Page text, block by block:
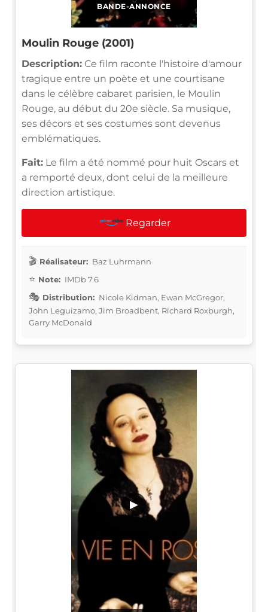
BANDE-ANNONCE
Moulin Rouge (2001)
Description: Ce film raconte l'histoire d'amour
tragique entre un poète et une courtisane
dans le célèbre cabaret parisien, le Moulin
Rouge, au début du 20e siècle. Sa musique,
ses décors et ses costumes sont devenus
emblématiques.
Fait: Le film a été nommé pour huit Oscars et
a remporté deux, dont celui de la meilleure
direction artistique.
Regarder
Réalisateur: Baz Luhrmann
Note: IMDb 7.6
Distribution: Nicole Kidman, Ewan McGregor,
John Leguizamo, Jim Broadbent, Richard Roxburgh,
Garry McDonald
▶